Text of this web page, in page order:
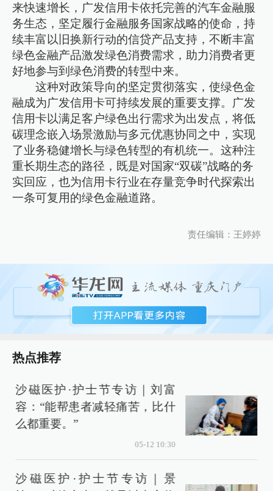
来快速增长，广发信用卡依托完善的汽车金融服
务生态，坚定履行金融服务国家战略的使命，持
续丰富以旧换新行动的信贷产品支持，不断丰富
绿色金融产品激发绿色消费需求，助力消费者更
好地参与到绿色消费的转型中来。
这种对政策导向的坚定贯彻落实，使绿色金
融成为广发信用卡可持续发展的重要支撑。广发
信用卡以满足客户绿色出行需求为出发点，将低
碳理念嵌入场景激励与多元优惠协同之中，实现
了业务稳健增长与绿色转型的有机统一。这种注
重长期生态的路径，既是对国家“双碳”战略的务
实回应，也为信用卡行业在存量竞争时代探索出
一条可复用的绿色金融道路。
责任编辑：王婷婷
热点推荐
沙磁医护·护士节专访｜刘富
容：“能帮患者减轻痛苦，比什
么都重要。”
05-12 10:30
沙磁医护·护士节专访｜景